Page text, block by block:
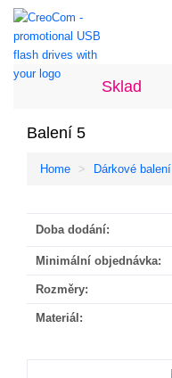
Sklad
Balení 5
Home Dárkové balení
Doba dodání:
Minimální objednávka:
Rozměry:
Materiál: